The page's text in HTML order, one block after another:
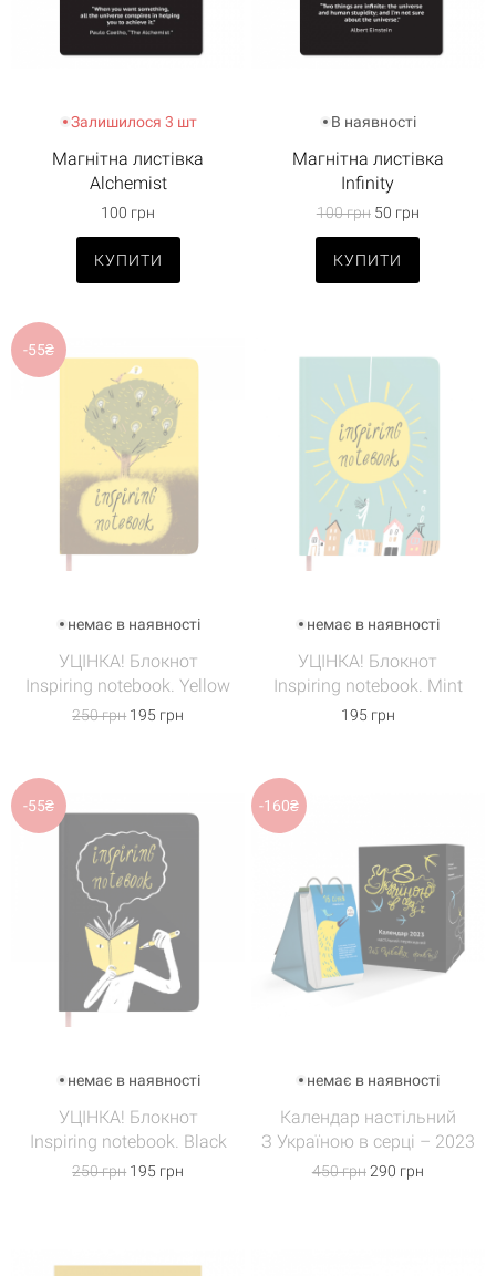
Залишилося 3 шт
Магнітна листівка
Alchemist
100 грн
КУПИТИ
В наявності
Магнітна листівка
Infinity
100 грн50 грн
КУПИТИ
-55₴
немає в наявності
УЦІНКА! Блокнот
Inspiring notebook. Yellow
250 грн 195 грн
немає в наявності
УЦІНКА! Блокнот
Inspiring notebook. Mint
195 грн
-55₴
немає в наявності
УЦІНКА! Блокнот
Inspiring notebook. Black
250 грн 195 грн
-160₴
немає в наявності
Календар настільний
З Україною в серці – 2023
450 грн290 грн